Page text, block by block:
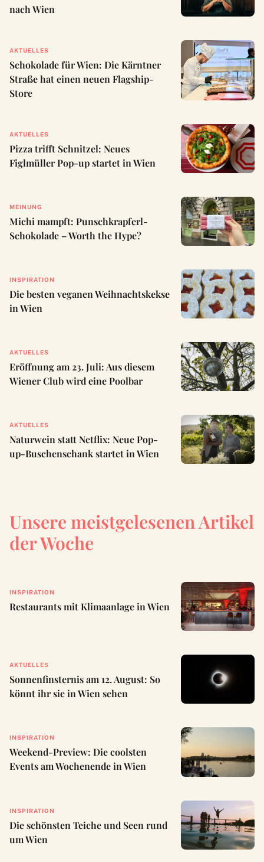
nach Wien
AKTUELLES
Schokolade für Wien: Die Kärntner
Straße hat einen neuen Flagship-
Store
AKTUELLES
Pizza trifft Schnitzel: Neues
Figlmüller Pop-up startet in Wien
MEINUNG
Michi mampft: Punschkrapferl-
Schokolade – Worth the Hype?
INSPIRATION
Die besten veganen Weihnachtskekse
in Wien
AKTUELLES
Eröffnung am 23. Juli: Aus diesem
Wiener Club wird eine Poolbar
AKTUELLES
Naturwein statt Netflix: Neue Pop-
up-Buschenschank startet in Wien
Unsere meistgelesenen Artikel
der Woche
INSPIRATION
Restaurants mit Klimaanlage in Wien
AKTUELLES
Sonnenfinsternis am 12. August: So
könnt ihr sie in Wien sehen
INSPIRATION
Weekend-Preview: Die coolsten
Events am Wochenende in Wien
INSPIRATION
Die schönsten Teiche und Seen rund
um Wien